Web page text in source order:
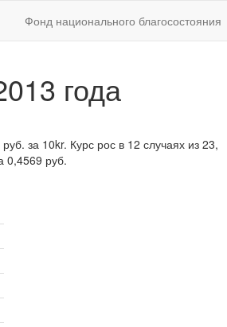
Фонд национального благосостояния
года
за 10kr. Курс рос в 12 случаях из 23,
0,4569 руб.